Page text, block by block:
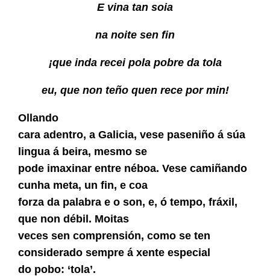
E vina tan soia
na noite sen fin
¡que inda recei pola pobre da tola
eu, que non teño quen rece por min!
Ollando
cara adentro, a Galicia, vese paseniño á súa
lingua á beira, mesmo se
pode imaxinar entre néboa. Vese camiñando
cunha meta, un fin, e coa
forza da palabra e o son, e, ó tempo, fráxil,
que non débil. Moitas
veces sen comprensión, como se ten
considerado sempre á xente especial
do pobo: ‘tola’.